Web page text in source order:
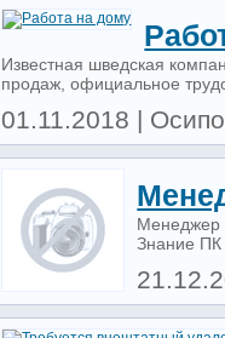
Известная шведская
продаж, официальное
01.11.2018 |
Менеджер
Знание ПК